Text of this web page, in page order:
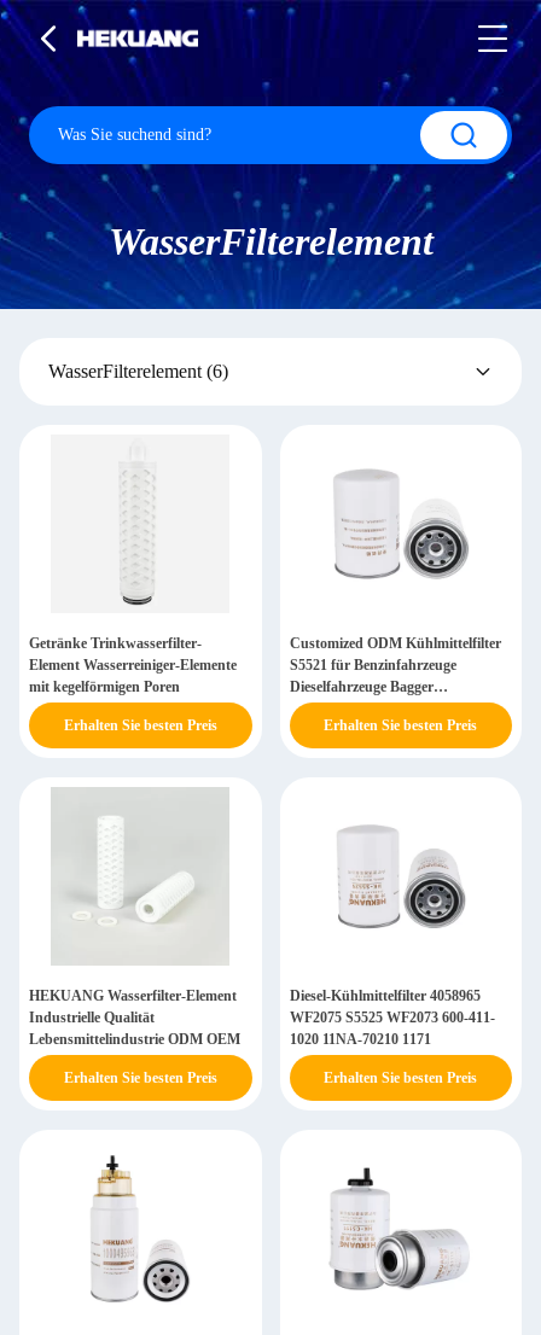
WasserFilterelement
WasserFilterelement (6)
Getränke Trinkwasserfilter-
Element Wasserreiniger-Elemente
mit kegelförmigen Poren
Erhalten Sie besten Preis
Customized ODM Kühlmittelfilter
S5521 für Benzinfahrzeuge
Dieselfahrzeuge Bagger
Bergbaufahrzeuge
Erhalten Sie besten Preis
HEKUANG Wasserfilter-Element
Industrielle Qualität
Lebensmittelindustrie ODM OEM
Erhalten Sie besten Preis
Diesel-Kühlmittelfilter 4058965
WF2075 S5525 WF2073 600-411-
1020 11NA-70210 1171
Erhalten Sie besten Preis